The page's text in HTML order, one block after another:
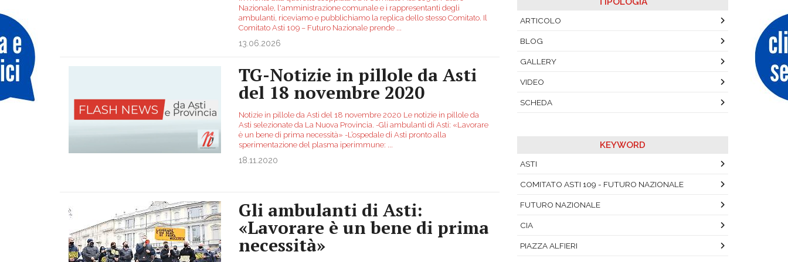
Nazionale, l'amministrazione comunale e i rappresentanti degli
ambulanti, riceviamo e pubblichiamo la replica dello stesso Comitato. Il
Comitato Asti 109 – Futuro Nazionale prende
13.06.2026
TG-Notizie in pillole da Asti
del 18 novembre 2020
Notizie in pillole da Asti del 18 novembre 2020 Le notizie in pillole da
Asti selezionate da La Nuova Provincia. -Gli ambulanti di Asti: «Lavorare
è un bene di prima necessità» -L’ospedale di Asti pronto alla
sperimentazione del plasma iperimmune:
18.11.2020
Gli ambulanti di Asti:
«Lavorare è un bene di prima
necessità»
ARTICOLO
BLOG
GALLERY
VIDEO
SCHEDA
KEYWORD
ASTI
COMITATO ASTI 109 - FUTURO NAZIONALE
FUTURO NAZIONALE
CIA
PIAZZA ALFIERI